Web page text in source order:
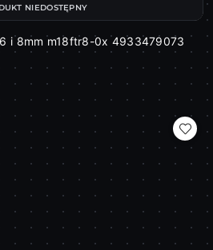
i 8mm m18ftr8-0x 4933479073
NIEDOSTĘPNY